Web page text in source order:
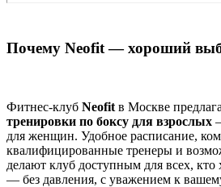
Почему Neofit — хороший
Фитнес-клуб Neofit в Москве
тренировки по боксу для взрослых
для женщин. Удобное расписание,
квалифицированные тренеры и
делают клуб доступным для всех, кто
— без давления, с уважением к